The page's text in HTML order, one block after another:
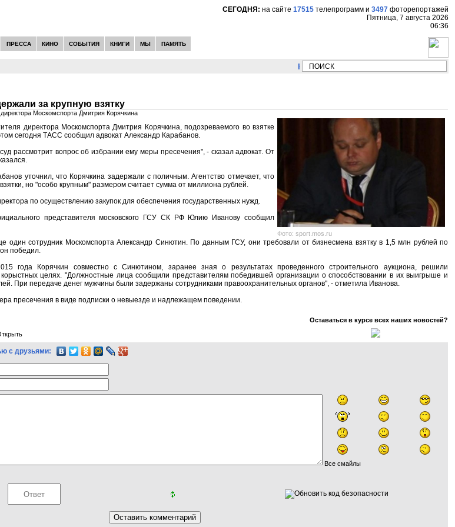
СЕГОДНЯ: на сайте 17515 телепрограмм и 3497 фоторепортажей
Пятница, 7 августа 2026
06:36
ПРЕССА КИНО СОБЫТИЯ КНИГИ МЫ ПАМЯТЬ
НОВОСТИ:
за крупную взятку
Москомспорта Дмитрия Корячкина
Фото: sport.mos.ru
директора Москомспорта Дмитрия Корячкина, подозреваемого во взятке
сегодня ТАСС сообщил адвокат Александр Карабанов.
рассмотрит вопрос об избрании ему меры пресечения", - сказал адвокат. От
уточнил, что Корячкина задержали с поличным. Агентство отмечает, что
но "особо крупным" размером считает сумма от миллиона рублей.
по осуществлению закупок для обеспечения государственных нужд.
представителя московского ГСУ СК РФ Юлию Иванову сообщил
один сотрудник Москомспорта Александр Синютин. По данным ГСУ, они требовали от бизнесмена взятку в 1,5 млн рублей по
победил.
года Корячкин совместно с Синютином, заранее зная о результатах проведенного строительного аукциона, решили
корыстных целях. "Должностные лица сообщили представителям победившей организации о способствовании в их выигрыше и
При передаче денег мужчины были задержаны сотрудниками правоохранительных органов", - отметила Иванова.
пресечения в виде подписки о невыезде и надлежащем поведении.
Оставаться в курсе всех наших новостей?
с друзьями:
Все смайлы